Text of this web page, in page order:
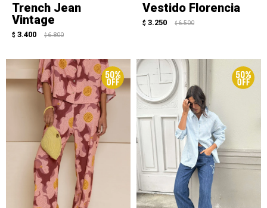
Trench Jean
Vintage
$ 3.400 $ 6.800
Vestido Florencia
$ 3.250 $ 6.500